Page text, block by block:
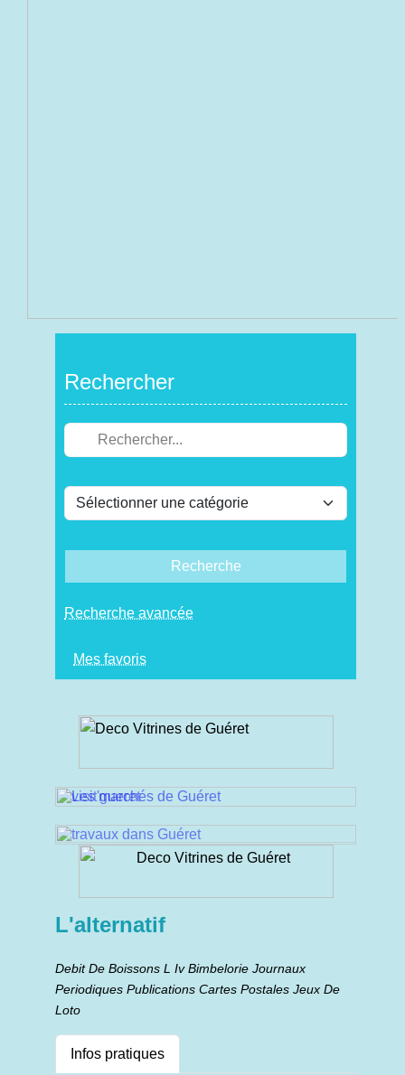
Rechercher
Recherche
Recherche avancée
Mes favoris
L'alternatif
Debit De Boissons L Iv Bimbelorie Journaux
Periodiques Publications Cartes Postales Jeux De
Loto
Infos pratiques